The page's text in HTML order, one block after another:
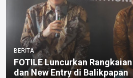
BERITA
FOTILE Luncurkan
dan New Entry di Balikpapan